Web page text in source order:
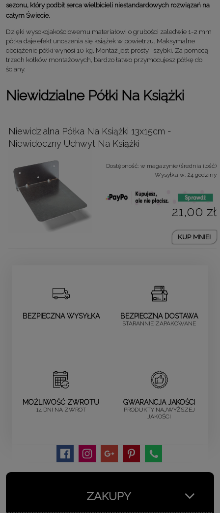
sezonu, który podbił serca wielbicieli niestandardowych rozwiązań na
całym Świecie.
Dzięki wysokojakościowemu materiałowi o grubości zaledwie 1-2 mm
półka daje efekt unoszenia się książek w powietrzu. Maksymalne
obciążenie półki wynosi 10 kg. Montaż jest prosty i szybki. Za pomocą
trzech kołków montażowych, bardzo łatwo przymocujesz półkę do
ściany.
Niewidzialne Półki Na Książki
Niewidzialna Półka Na Książki 13x15cm -
Niewidoczny Uchwyt Na Książki
Dostępność: w magazynie (średnia ilość)
Wysyłka w: 24 godziny
21,00 zł
KUP MNIE!
BEZPIECZNA WYSYŁKA BEZPIECZNA DOSTAWA
STARANNIE ZAPAKOWANE
MOŻLIWOŚĆ ZWROTU
14 DNI NA ZWROT
GWARANCJA JAKOŚCI
PRODUKTY NAJWYŻSZEJ
JAKOŚCI
ZAKUPY